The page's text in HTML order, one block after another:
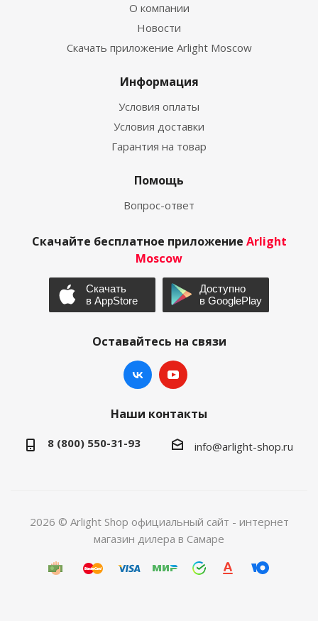
О компании
Новости
Скачать приложение Arlight Moscow
Информация
Условия оплаты
Условия доставки
Гарантия на товар
Помощь
Вопрос-ответ
Скачайте бесплатное приложение Arlight
Moscow
Оставайтесь на связи
Наши контакты
8 (800) 550-31-93 info@arlight-shop.ru
2026 © Arlight Shop официальный сайт - интернет
магазин дилера в Самаре